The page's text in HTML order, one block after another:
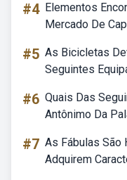
#4 Elementos
Mercado De
#5 As Bicicletas
Seguintes
#6 Quais Das
Antônimo Da
#7 As Fábulas São
Adquirem